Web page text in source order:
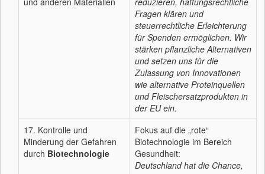
Fragen klären und
steuerrechtliche Erleichterung
für Spenden ermöglichen. Wir
stärken pflanzliche Alternativen
und setzen uns für die
Zulassung von Innovationen
wie alternative Proteinquellen
und Fleischersatzprodukten in
der EU ein.
17. Kontrolle und
Minderung der Gefahren
durch Biotechnologie
Fokus auf die „rote“
Biotechnologie im Bereich
Gesundheit:
Deutschland hat die Chance,